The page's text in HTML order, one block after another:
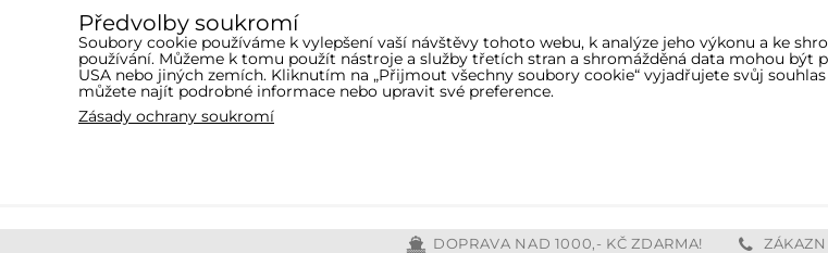
DOPRAVA NAD 1000,- KČ ZDARMA!
Předvolby soukromí
Soubory cookie používáme k vylepšení vaší návštěvy tohoto webu, k analýze jeho výkonu a ke
používání. Můžeme k tomu použít nástroje a služby třetích stran a shromážděná data mohou být
USA nebo jiných zemích. Kliknutím na „Přijmout všechny soubory cookie“ vyjadřujete svůj
můžete najít podrobné informace nebo upravit své preference.
Zásady ochrany soukromí